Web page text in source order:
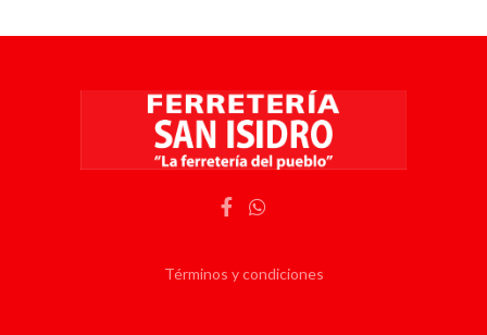
Términos y condiciones